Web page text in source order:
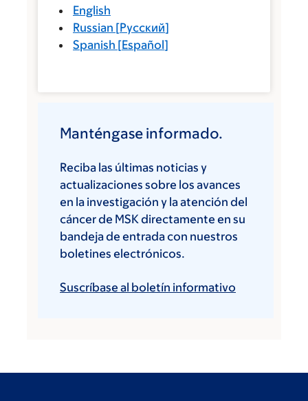
English
Russian [Русский]
Spanish [Español]
Manténgase informado.
Reciba las últimas noticias y
actualizaciones sobre los avances
en la investigación y la atención del
cáncer de MSK directamente en su
bandeja de entrada con nuestros
boletines electrónicos.
Suscríbase al boletín informativo